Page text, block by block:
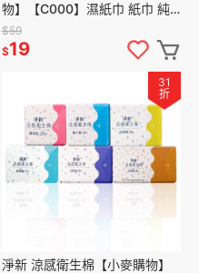
物】【C000】濕紙巾 紙巾 純
水柔濕巾 清潔濕紙巾 溼紙巾 清
潔
$59
$19
31
折
淨新 涼感衛生棉【小麥購物】